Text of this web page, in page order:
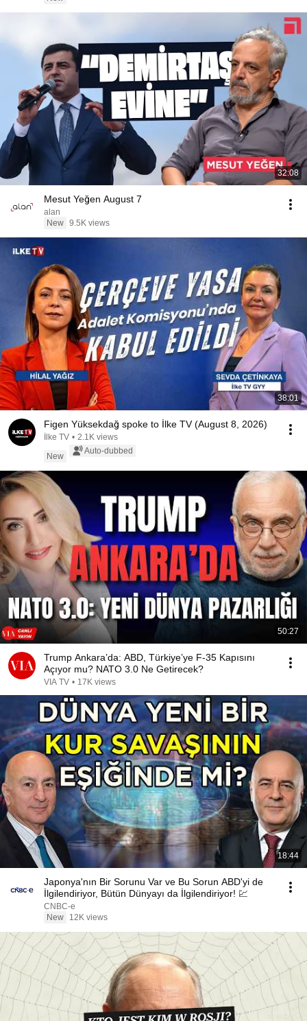
32:08
Mesut Yeğen August 7
alan
New 9.5K views
38:01
Figen Yüksekdağ spoke to İlke TV (August 8, 2026)
İlke TV • 2.1K views
New
Auto-dubbed
50:27
Trump Ankara’da: ABD, Türkiye’ye F-35 Kapısını
Açıyor mu? NATO 3.0 Ne Getirecek?
VIA TV • 17K views
18:44
Japonya'nın Bir Sorunu Var ve Bu Sorun ABD'yi de
İlgilendiriyor, Bütün Dünyayı da İlgilendiriyor! 💹
CNBC-e
New
12K views